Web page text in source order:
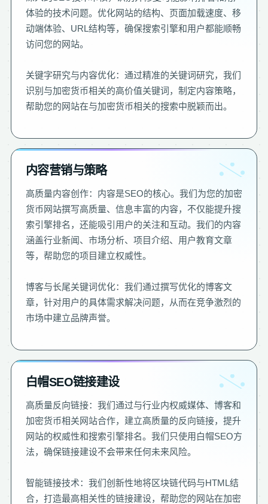
体验的技术问题。优化网站的结构、页面加载速度、移
动端体验、URL结构等，确保搜索引擎和用户都能顺畅
访问您的网站。
关键字研究与内容优化：通过精准的关键词研究，我们
识别与加密货币相关的高价值关键词，制定内容策略，
帮助您的网站在与加密货币相关的搜索中脱颖而出。
内容营销与策略
高质量内容创作：内容是SEO的核心。我们为您的加密
货币网站撰写高质量、信息丰富的内容，不仅能提升搜
索引擎排名，还能吸引用户的关注和互动。我们的内容
涵盖行业新闻、市场分析、项目介绍、用户教育文章
等，帮助您的项目建立权威性。
博客与长尾关键词优化：我们通过撰写优化的博客文
章，针对用户的具体需求解决问题，从而在竞争激烈的
市场中建立品牌声誉。
白帽SEO链接建设
高质量反向链接：我们通过与行业内权威媒体、博客和
加密货币相关网站合作，建立高质量的反向链接，提升
网站的权威性和搜索引擎排名。我们只使用白帽SEO方
法，确保链接建设不会带来任何未来风险。
智能链接技术：我们创新性地将区块链代码与HTML结
合，打造最高相关性的链接建设，帮助您的网站在加密